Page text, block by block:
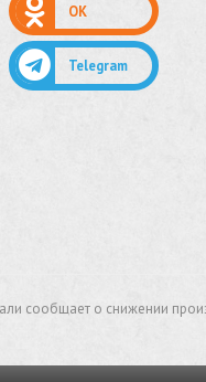
стали
OK
Telegram
сообщает о снижении